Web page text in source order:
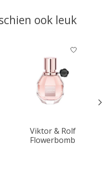
ook leuk
Viktor & Rolf
Flowerbomb